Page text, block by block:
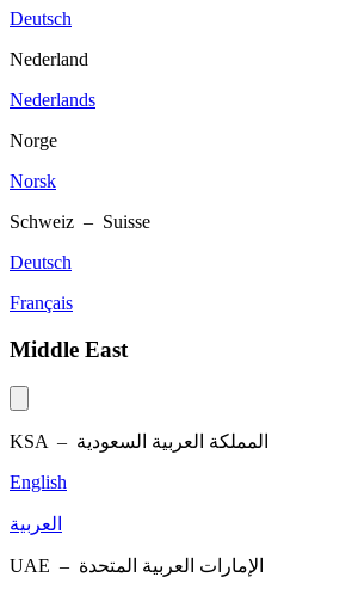
Deutsch
Nederland
Nederlands
Norge
Norsk
Schweiz – Suisse
Deutsch
Français
Middle East
KSA – المملكة العربية السعودية
English
العربية
UAE – الإمارات العربية المتحدة